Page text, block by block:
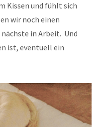
Kissen und fühlt sich
wir noch einen
in Arbeit. Und
ist, eventuell ein